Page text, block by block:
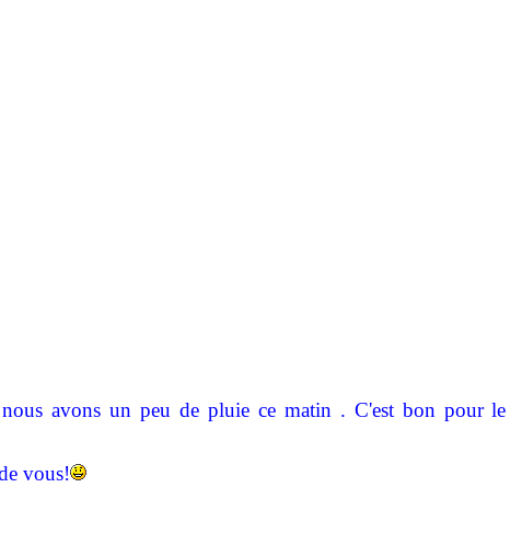
avons un peu de pluie ce matin . C'est bon pour le
vous!